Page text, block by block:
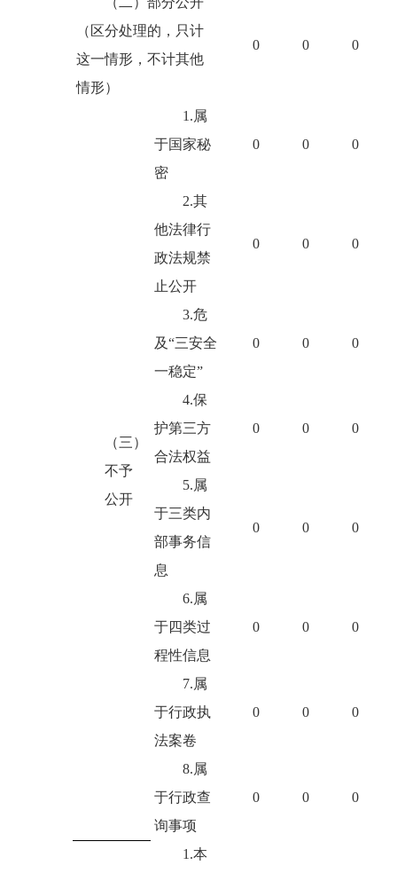
（区分处理的，只计
这一情形，不计其他
情形）
0 0 0
（三）
不予
公开
1.属
于国家秘
密
0 0 0
2.其
他法律行
政法规禁
止公开
0 0 0
3.危
及“三安全
一稳定”
0 0 0
4.保
护第三方
合法权益
0 0 0
5.属
于三类内
部事务信
息
0 0 0
6.属
于四类过
程性信息
0 0 0
7.属
于行政执
法案卷
0 0 0
8.属
于行政查
询事项
0 0 0
1.本